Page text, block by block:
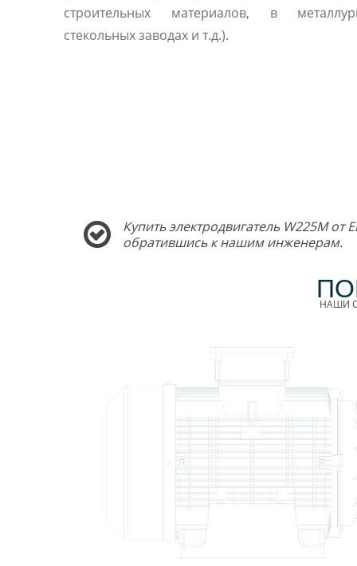
строительных материалов, в
стекольных заводах и т.д.).
Купить электродвигатель W225M
обратившись к нашим инженерам.
НАШИ